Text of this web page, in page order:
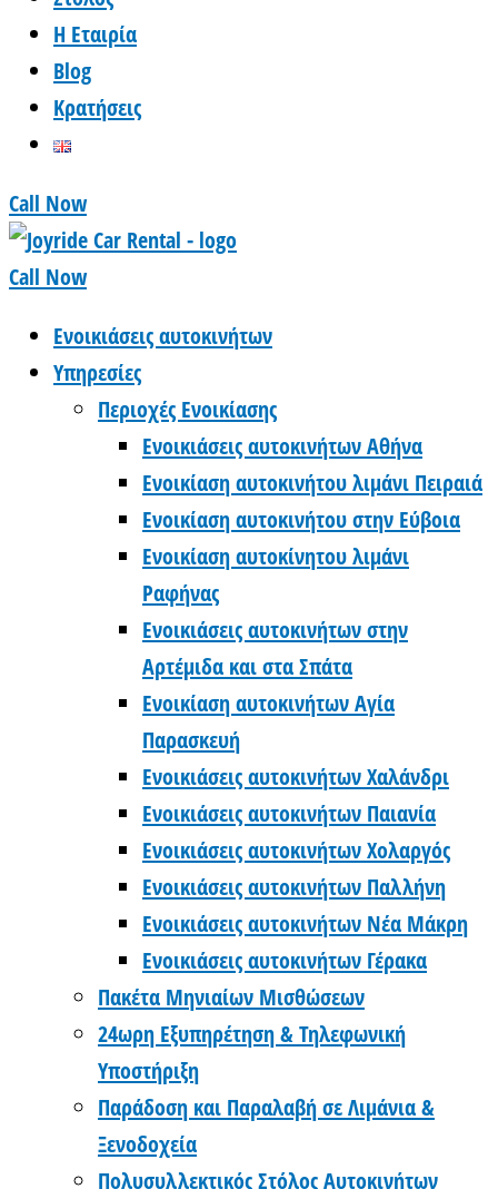
Η Εταιρία
Blog
Κρατήσεις
Call Now
Call Now
Ενοικιάσεις αυτοκινήτων
Υπηρεσίες
Περιοχές Ενοικίασης
Ενοικιάσεις αυτοκινήτων Αθήνα
Ενοικίαση αυτοκινήτου λιμάνι Πειραιά
Ενοικίαση αυτοκινήτου στην Εύβοια
Ενοικίαση αυτοκίνητου λιμάνι
Ραφήνας
Ενοικιάσεις αυτοκινήτων στην
Αρτέμιδα και στα Σπάτα
Ενοικίαση αυτοκινήτων Αγία
Παρασκευή
Ενοικιάσεις αυτοκινήτων Χαλάνδρι
Ενοικιάσεις αυτοκινήτων Παιανία
Ενοικιάσεις αυτοκινήτων Χολαργός
Ενοικιάσεις αυτοκινήτων Παλλήνη
Ενοικιάσεις αυτοκινήτων Νέα Μάκρη
Ενοικιάσεις αυτοκινήτων Γέρακα
Πακέτα Μηνιαίων Μισθώσεων
24ωρη Εξυπηρέτηση & Τηλεφωνική
Υποστήριξη
Παράδοση και Παραλαβή σε Λιμάνια &
Ξενοδοχεία
Πολυσυλλεκτικός Στόλος Αυτοκινήτων